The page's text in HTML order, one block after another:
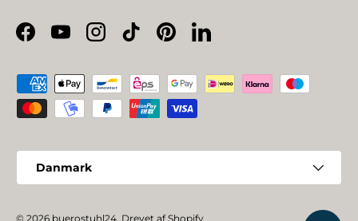
Facebook
YouTubeInstagram
TikTokPinterestLinkedIn
Betalingsmetoder
Danmark
© 2026 buerostuhl24. Drevet af Shopify